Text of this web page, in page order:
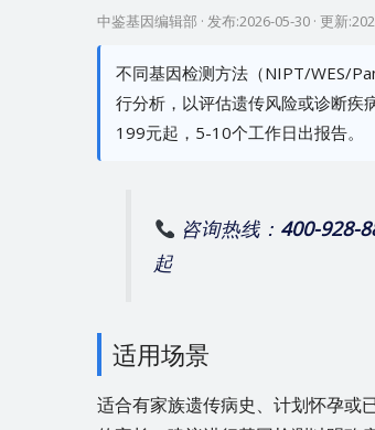
中鉴基因编辑部 · 发布:2026-05-30 · 更新:
不同基因检测方法（NIPT/WES/
行分析，以评估遗传风险或诊断疾病
199元起，5-10个工作日出报告。
咨询热线： 400-928-
起
适用场景
适合有家族遗传病史、计划怀孕或